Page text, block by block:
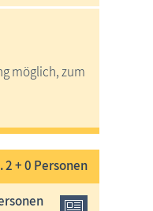
möglich, zum
2 + 0 Personen